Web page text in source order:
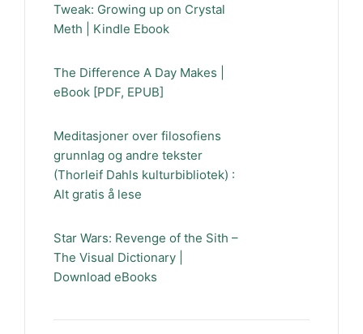
Tweak: Growing up on Crystal
Meth | Kindle Ebook
The Difference A Day Makes |
eBook [PDF, EPUB]
Meditasjoner over filosofiens
grunnlag og andre tekster
(Thorleif Dahls kulturbibliotek) :
Alt gratis å lese
Star Wars: Revenge of the Sith –
The Visual Dictionary |
Download eBooks